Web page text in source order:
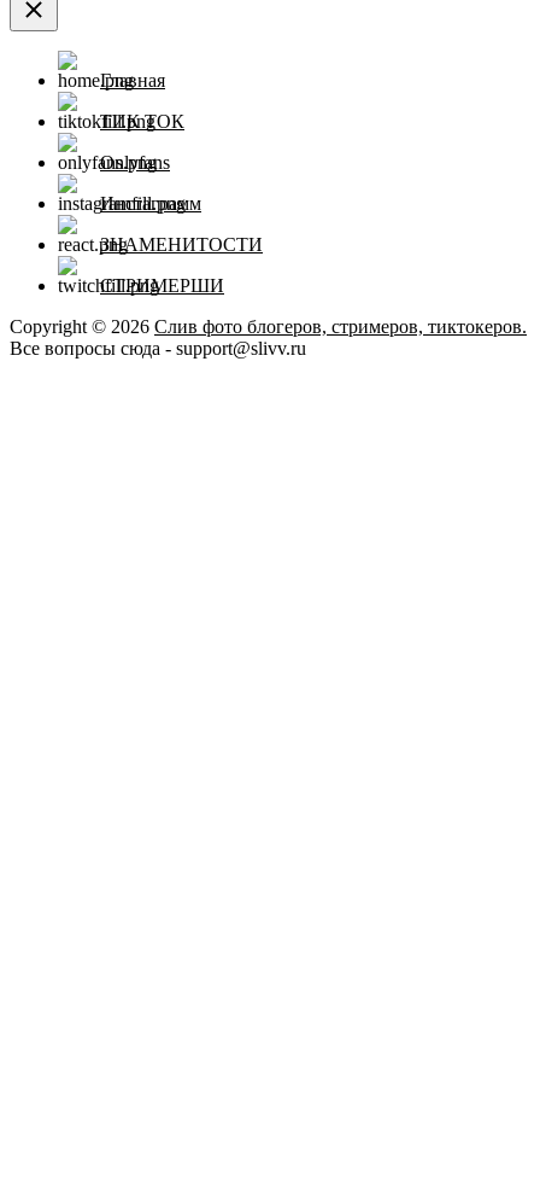
Главная
ТИК ТОК
Onlyfans
Инстаграмм
ЗНАМЕНИТОСТИ
СТРИМЕРШИ
Copyright © 2026 Слив фото блогеров, стримеров, тиктокеров.
Все вопросы сюда - support@slivv.ru